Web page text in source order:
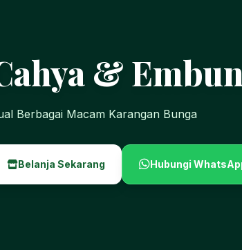
&
Berbagai Macam Karangan Bunga
Belanja Sekarang Hubungi